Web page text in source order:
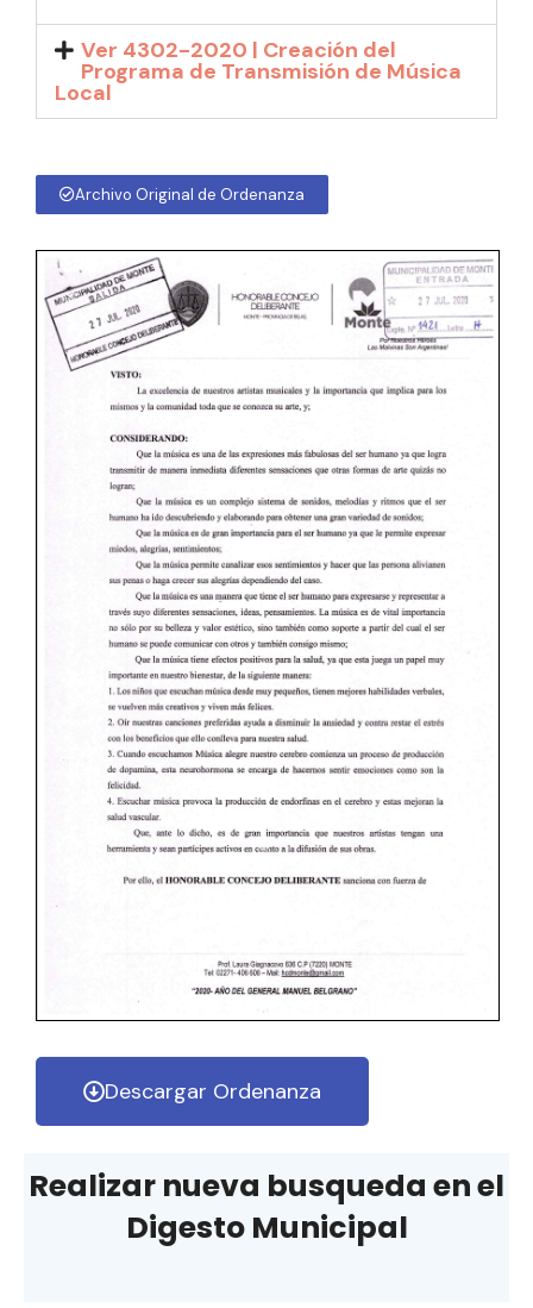
Ver 4302-2020 | Creación del
Programa de Transmisión de Música
Local
Archivo Original de Ordenanza
Descargar Ordenanza
Realizar nueva busqueda en el
Digesto Municipal